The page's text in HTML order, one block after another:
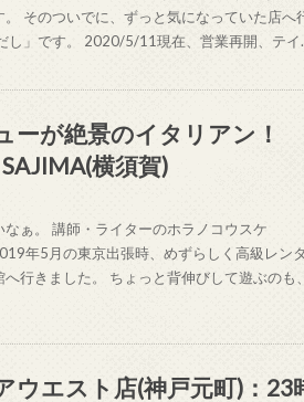
そのついでに、ずっと気になっていた店へ
し」です。 2020/5/11現在、営業再開、テ
ーが絶景のイタリアン！
横須賀)
ぁ。 講師・ライターのホラノコウスケ
年5月の東京出張時、めずらしく高級レン
行きました。 ちょっと背伸びして遊ぶのも
エスト店(神戸元町)：23